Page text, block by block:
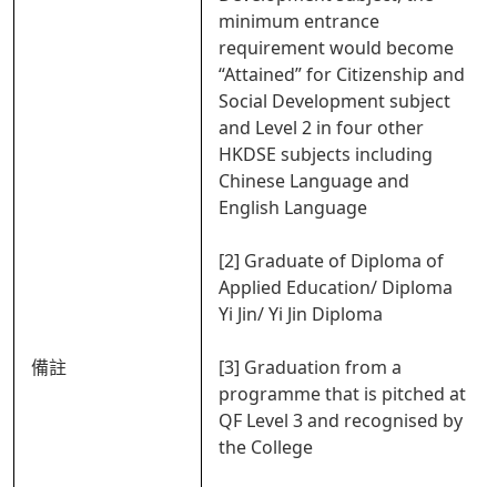
備註
minimum entrance
requirement would become
“Attained” for Citizenship and
Social Development subject
and Level 2 in four other
HKDSE subjects including
Chinese Language and
English Language
[2] Graduate of Diploma of
Applied Education/ Diploma
Yi Jin/ Yi Jin Diploma
[3] Graduation from a
programme that is pitched at
QF Level 3 and recognised by
the College